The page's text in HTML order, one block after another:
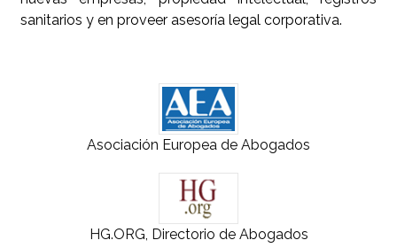
sanitarios y en proveer asesoría legal corporativa.
Asociación Europea de Abogados
HG.ORG, Directorio de Abogados